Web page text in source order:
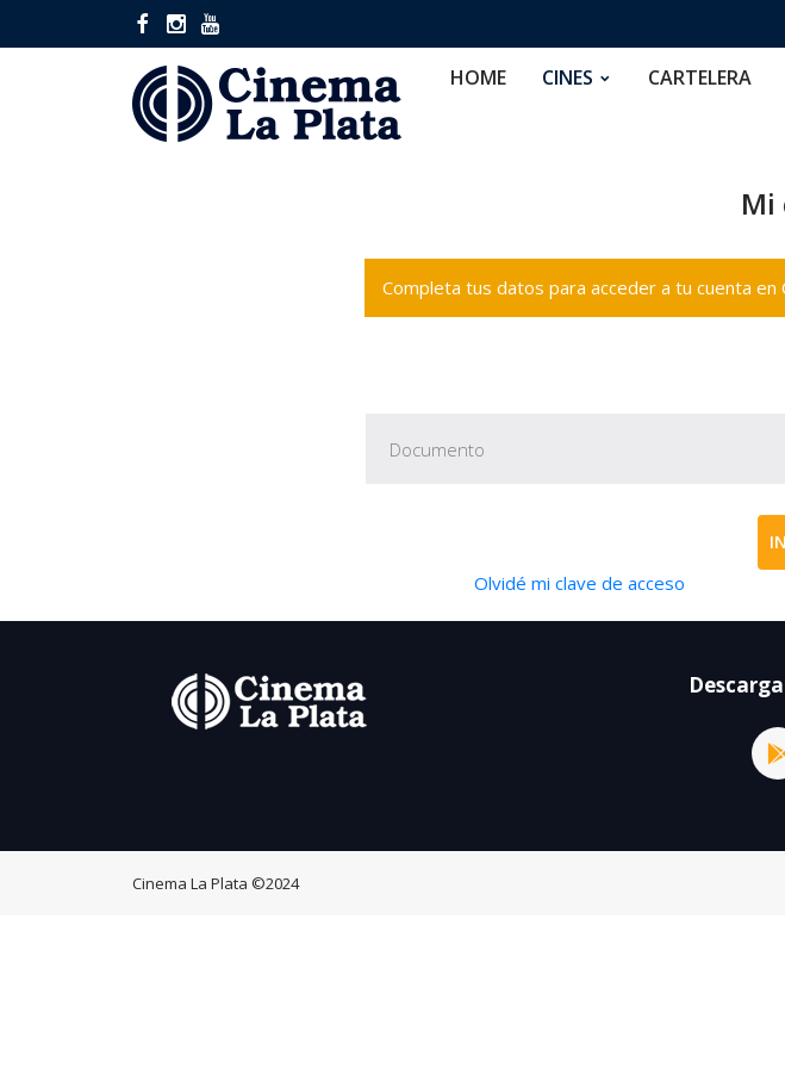
HOME CINES CARTELERA
Mi
Completa tus datos para acceder a tu cuenta en
Olvidé mi clave de acceso
Cinema La Plata ©2024